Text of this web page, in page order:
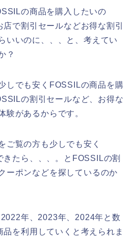
の商品を購入したいの
で割引セールなどお得な割引
いいのに、、、と、考えてい
？
しでも安くFOSSILの商品を購
の割引セールなど、お得な
験があるからです。
ご覧の方も少しでも安く
たら、、、。とFOSSILの割
ーポンなどを探しているのか
年、2023年、2024年と数
を利用していくと考えられま